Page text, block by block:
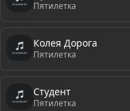
Пятилетка
Колея Дорога
Пятилетка
Студент
Пятилетка